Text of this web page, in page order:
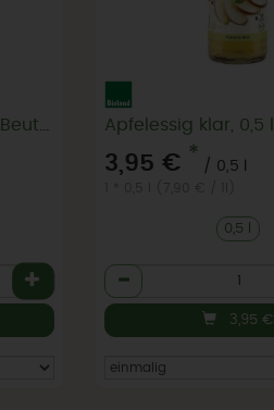
Apfelessig klar, 0,5 l
3,95 € *
/ 0,5 l
0,5 l
Anzahl
3,95 €